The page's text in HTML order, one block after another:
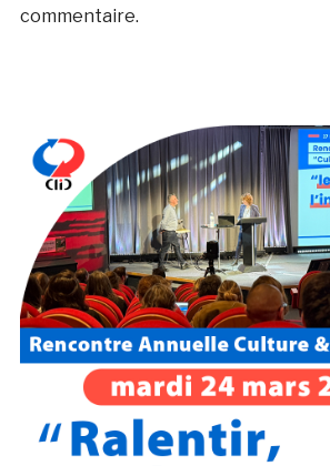
commentaire.